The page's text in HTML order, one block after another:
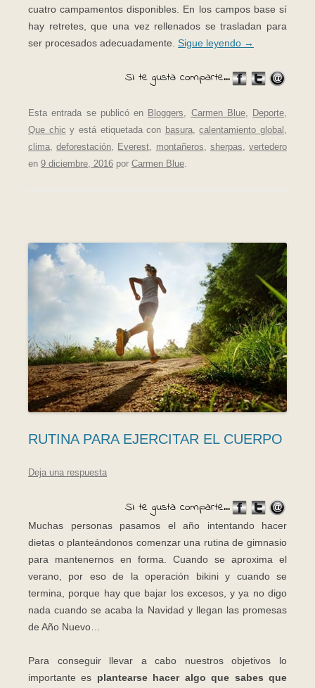
cuatro campamentos disponibles. En los campos base sí
hay retretes, que una vez rellenados se trasladan para
ser procesados adecuadamente. Sigue leyendo →
Si te gusta comparte...
Esta entrada se publicó en Bloggers, Carmen Blue, Deporte,
Que chic y está etiquetada con basura,calentamiento global ,
clima,deforestación, Everest, montañeros, sherpas,vertedero
en 9 diciembre, 2016 por Carmen Blue.
RUTINA PARA EJERCITAR EL CUERPO
Deja una respuesta
Si te gusta comparte...
Muchas personas pasamos el año intentando hacer
dietas o planteándonos comenzar una rutina de gimnasio
para mantenernos en forma. Cuando se aproxima el
verano, por eso de la operación bikini y cuando se
termina, porque hay que bajar los excesos, y ya no digo
nada cuando se acaba la Navidad y llegan las promesas
de Año Nuevo…
Para conseguir llevar a cabo nuestros objetivos lo
importante es plantearse hacer algo que sabes que